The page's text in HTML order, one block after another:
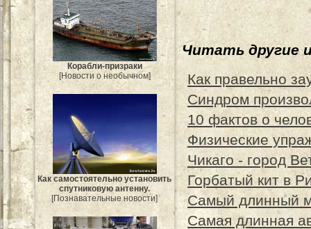
Корабли-призраки
[Новости о необычном]
Как самостоятельно установить
спутниковую антенну.
[Познавательные новости]
Читать другие
Как правельно
Синдром
10 фактов о
Физические
Чикаго - город
Горбатый кит в
Самый длинный
Самая длинная